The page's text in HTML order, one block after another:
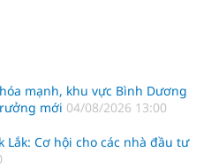
mạnh, khu vực Bình Dương
mới 04/08/2026 13:00
Lắk: Cơ hội cho các nhà đầu tư